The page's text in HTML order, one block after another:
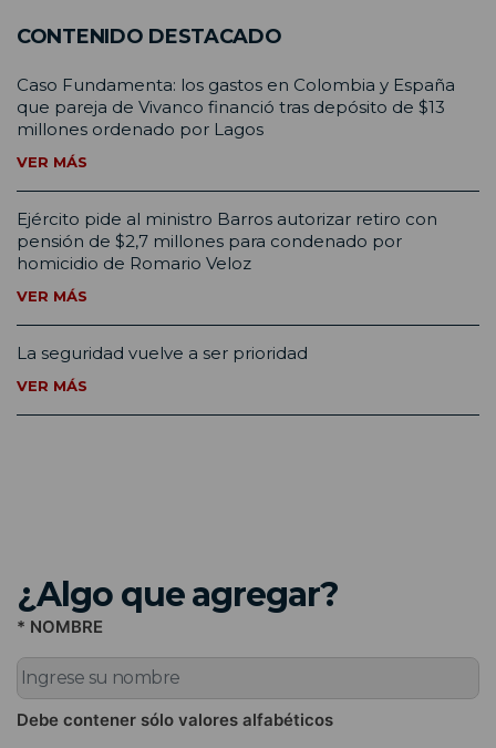
CONTENIDO DESTACADO
Caso Fundamenta: los gastos en Colombia y España
que pareja de Vivanco financió tras depósito de $13
millones ordenado por Lagos
VER MÁS
Ejército pide al ministro Barros autorizar retiro con
pensión de $2,7 millones para condenado por
homicidio de Romario Veloz
VER MÁS
La seguridad vuelve a ser prioridad
VER MÁS
¿Algo que agregar?
* NOMBRE
Debe contener sólo valores alfabéticos